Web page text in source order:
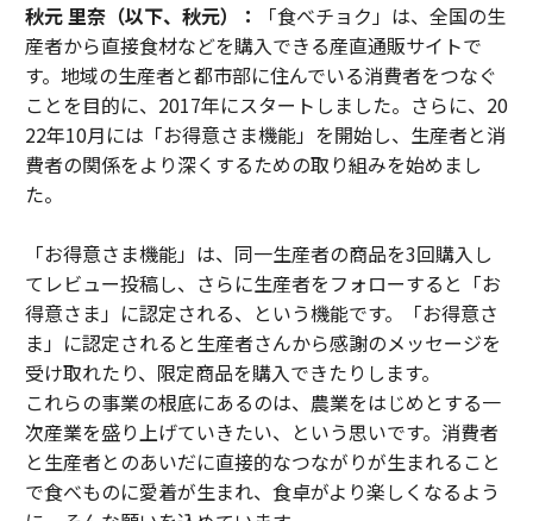
秋元 里奈（以下、秋元）：
「食べチョク」は、全国の⽣
産者から直接⾷材などを購⼊できる産直通販サイトで
す。地域の生産者と都市部に住んでいる消費者をつなぐ
ことを目的に、2017年にスタートしました。さらに、20
22年10月には「お得意さま機能」を開始し、生産者と消
費者の関係をより深くするための取り組みを始めまし
た。
「お得意さま機能」は、同一生産者の商品を3回購入し
てレビュー投稿し、さらに生産者をフォローすると「お
得意さま」に認定される、という機能です。「お得意さ
ま」に認定されると生産者さんから感謝のメッセージを
受け取れたり、限定商品を購入できたりします。
これらの事業の根底にあるのは、農業をはじめとする一
次産業を盛り上げていきたい、という思いです。消費者
と生産者とのあいだに直接的なつながりが生まれること
で食べものに愛着が生まれ、食卓がより楽しくなるよう